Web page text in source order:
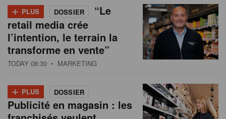
+ PLUS DOSSIER
“Le
retail media crée
l’intention, le terrain la
transforme en vente”
TODAY 08:30 • MARKETING
+ PLUS DOSSIER
Publicité en magasin : les